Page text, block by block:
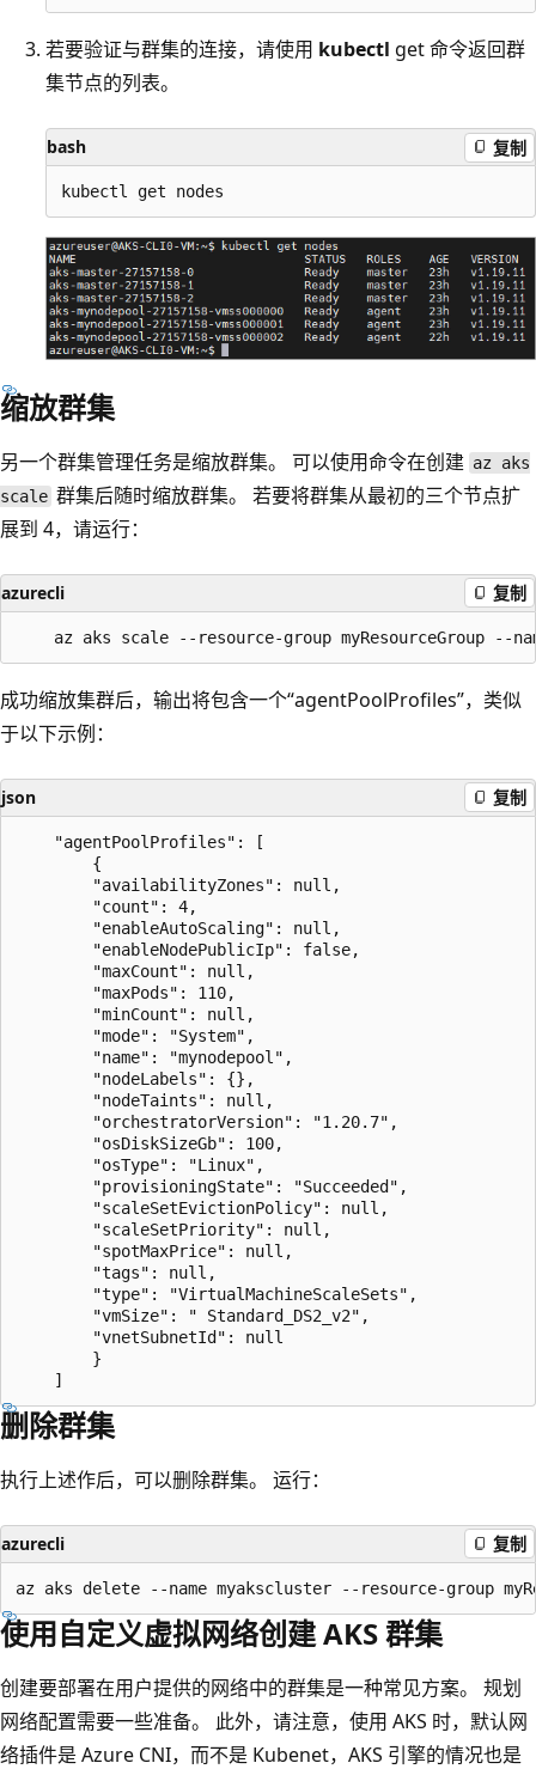
若要验证与群集的连接，请使用 kubectl get 命令返回群
集节点的列表。
bash 复制
缩放群集
另一个群集管理任务是缩放群集。 可以使用命令在创建 az aks
scale 群集后随时缩放群集。 若要将群集从最初的三个节点扩
展到 4，请运行：
azurecli 复制
成功缩放集群后，输出将包含一个“agentPoolProfiles”，类似
于以下示例：
json 复制
    "agentPoolProfiles": [
        {
        "availabilityZones": null,
        "count": 4,
        "enableAutoScaling": null,
        "enableNodePublicIp": false,
        "maxCount": null,
        "maxPods": 110,
        "minCount": null,
        "mode": "System",
        "name": "mynodepool",
        "nodeLabels": {},
        "nodeTaints": null,
        "orchestratorVersion": "1.20.7",
        "osDiskSizeGb": 100,
        "osType": "Linux",
        "provisioningState": "Succeeded",
        "scaleSetEvictionPolicy": null,
        "scaleSetPriority": null,
        "spotMaxPrice": null,
        "tags": null,
        "type": "VirtualMachineScaleSets",
        "vmSize": " Standard_DS2_v2",
        "vnetSubnetId": null
        }
删除群集
执行上述作后，可以删除群集。 运行：
azurecli 复制
使用自定义虚拟网络创建 AKS 群集
创建要部署在用户提供的网络中的群集是一种常见方案。 规划
网络配置需要一些准备。 此外，请注意，使用 AKS 时，默认网
络插件是 Azure CNI，而不是 Kubenet，AKS 引擎的情况也是